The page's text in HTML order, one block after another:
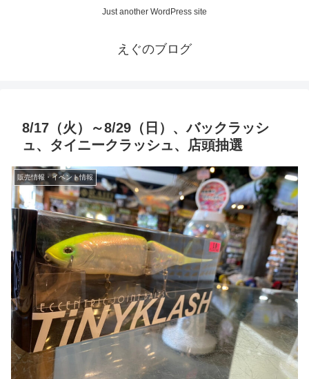
Just another WordPress site
えぐのブログ
8/17（火）～8/29（日）、バックラッシ
ュ、タイニークラッシュ、店頭抽選
販売情報・イベント情報